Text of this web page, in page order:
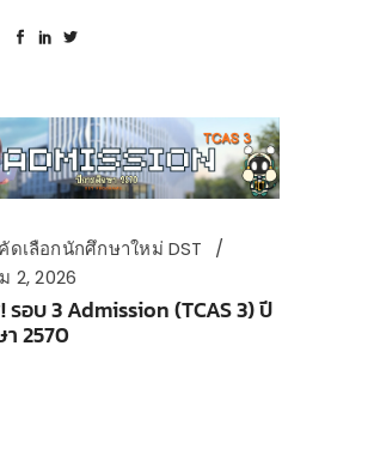
ดเลือกนักศึกษาใหม่ DST
2, 2026
รอบ 3 Admission (TCAS 3) ปี
2570